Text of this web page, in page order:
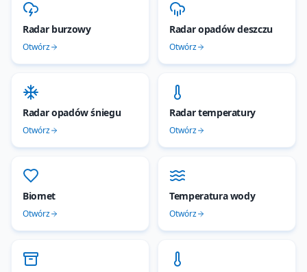
Radar burzowy
Otwórz
Radar opadów deszczu
Otwórz
Radar opadów śniegu
Otwórz
Radar temperatury
Otwórz
Biomet
Otwórz
Temperatura wody
Otwórz